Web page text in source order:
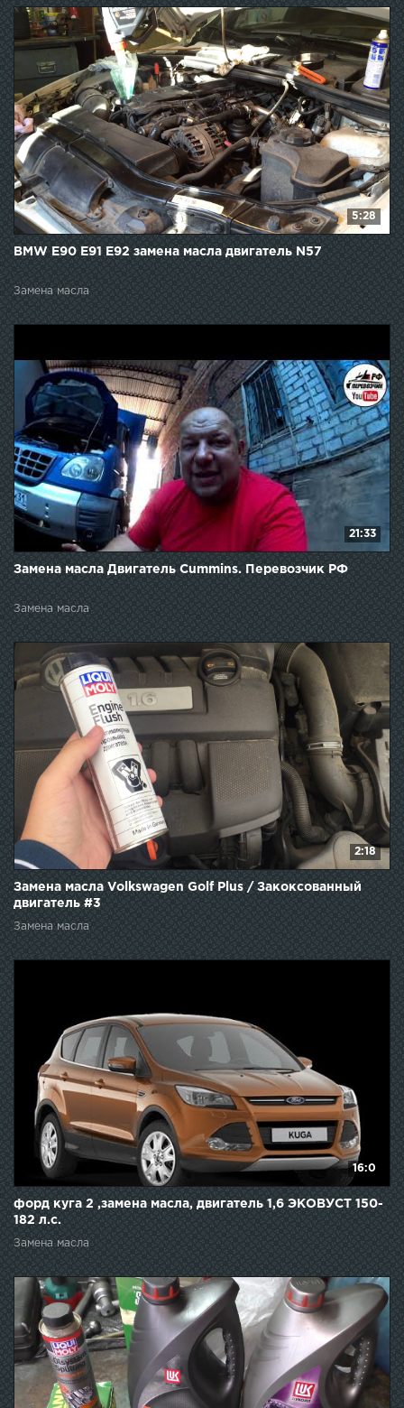
5:28
BMW E90 E91 E92 замена масла двигатель N57
Замена масла
21:33
Замена масла Двигатель Cummins. Перевозчик РФ
Замена масла
2:18
Замена масла Volkswagen Golf Plus / Закоксованный
двигатель #3
Замена масла
16:0
форд куга 2 ,замена масла, двигатель 1,6 ЭКОВУСТ 150-
182 л.с.
Замена масла